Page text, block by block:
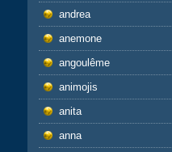
andrea
anemone
angoulême
animojis
anita
anna